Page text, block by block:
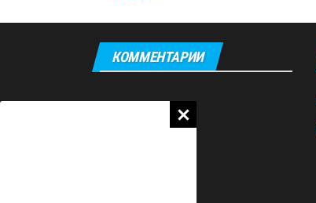
КОММЕНТАРИИ